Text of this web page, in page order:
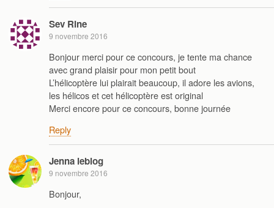
Sev Rine
9 novembre 2016
Bonjour merci pour ce concours, je tente ma chance
avec grand plaisir pour mon petit bout
L’hélicoptère lui plairait beaucoup, il adore les avions,
les hélicos et cet hélicoptère est original
Merci encore pour ce concours, bonne journée
Reply
Jenna leblog
9 novembre 2016
Bonjour,